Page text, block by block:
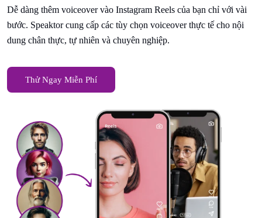
Dễ dàng thêm voiceover vào Instagram Reels của bạn chỉ với vài
bước. Speaktor cung cấp các tùy chọn voiceover thực tế cho nội
dung chân thực, tự nhiên và chuyên nghiệp.
Thử Ngay Miễn Phí